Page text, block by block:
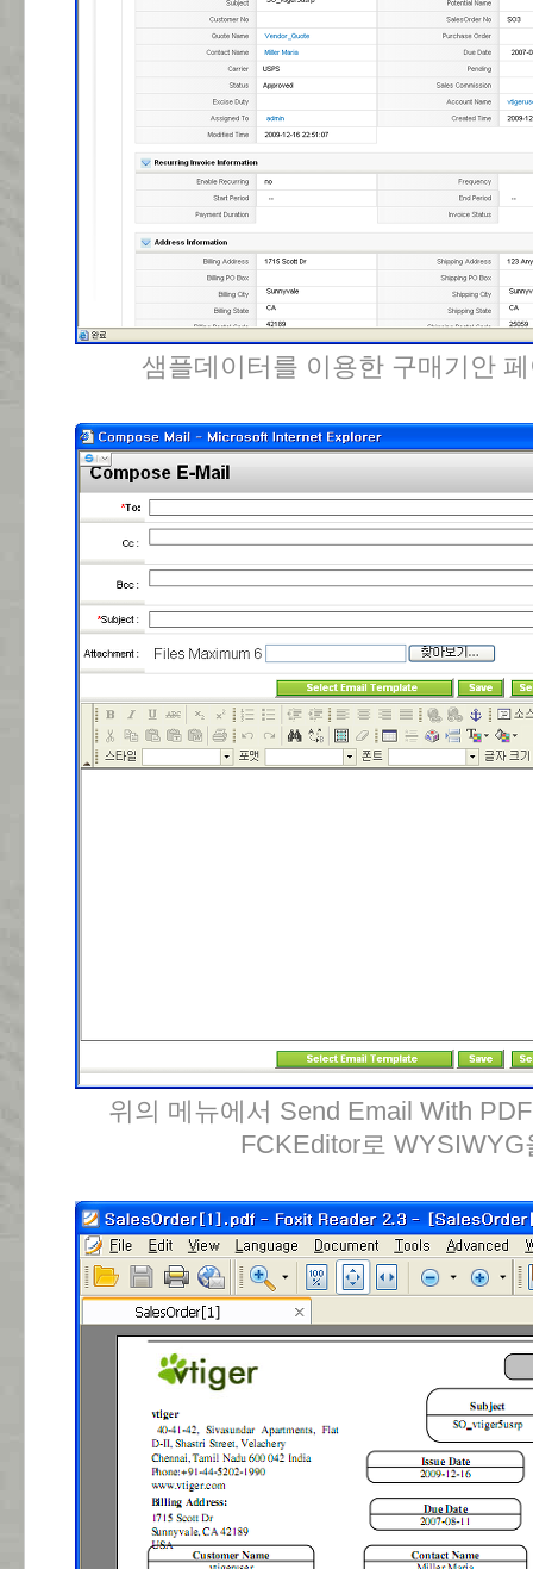
샘플데이터를 이용한 구매기안
위의 메뉴에서 Send Email With
FCKEditor로